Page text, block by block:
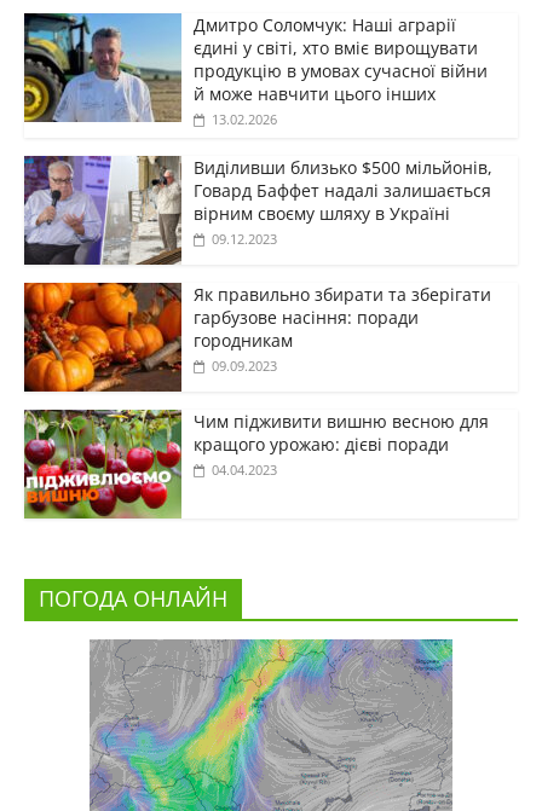
Дмитро Соломчук: Наші аграрії
єдині у світі, хто вміє вирощувати
продукцію в умовах сучасної війни
й може навчити цього інших
13.02.2026
Виділивши близько $500 мільйонів,
Говард Баффет надалі залишається
вірним своєму шляху в Україні
09.12.2023
Як правильно збирати та зберігати
гарбузове насіння: поради
городникам
09.09.2023
Чим підживити вишню весною для
кращого урожаю: дієві поради
04.04.2023
ПОГОДА ОНЛАЙН